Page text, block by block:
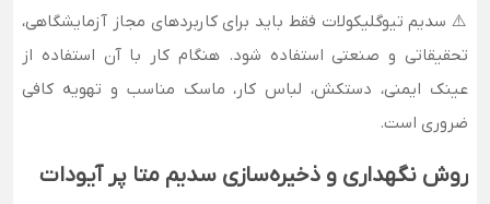
⚠️ سدیم تیوگلیکولات فقط باید برای کاربردهای مجاز آزمایشگاهی،
تحقیقاتی و صنعتی استفاده شود. هنگام کار با آن استفاده از
عینک ایمنی، دستکش، لباس کار، ماسک مناسب و تهویه کافی
ضروری است.
روش نگهداری و ذخیره‌سازی سدیم متا پر آیودات